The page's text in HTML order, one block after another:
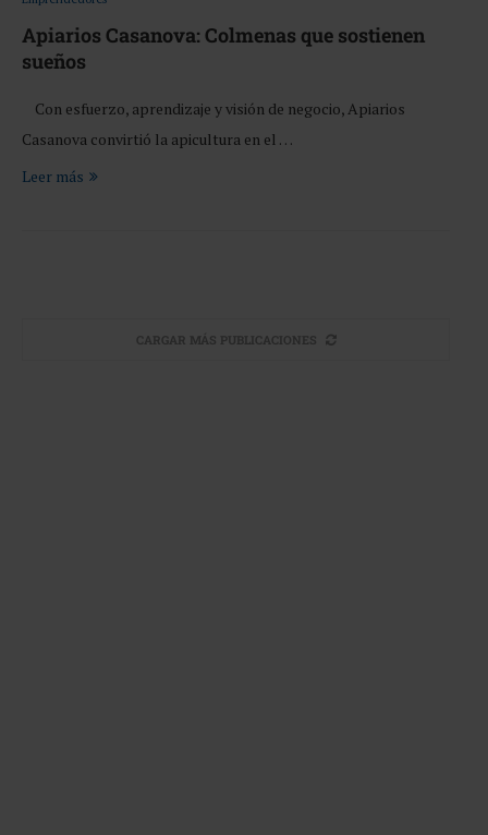
Apiarios Casanova: Colmenas que sostienen
sueños
Con esfuerzo, aprendizaje y visión de negocio, Apiarios
Casanova convirtió la apicultura en el …
Leer más
CARGAR MÁS PUBLICACIONES